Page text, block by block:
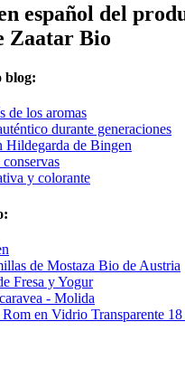
español del
Zaatar Bio
blog:
de los aromas
durante generaciones
Hildegarda de Bingen
y colorante
de Mostaza Bio de Austria
Fresa y Yogur
- Molida
en Vidrio Transparente